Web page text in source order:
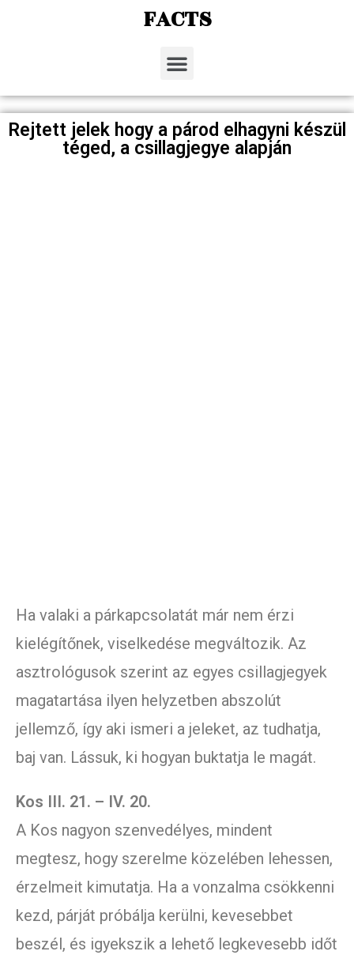
FACTS
Rejtett jelek hogy a párod elhagyni készül
téged, a csillagjegye alapján
Ha valaki a párkapcsolatát már nem érzi
kielégítőnek, viselkedése megváltozik. Az
asztrológusok szerint az egyes csillagjegyek
magatartása ilyen helyzetben abszolút
jellemző, így aki ismeri a jeleket, az tudhatja,
baj van. Lássuk, ki hogyan buktatja le magát.
Kos III. 21. – IV. 20.
A Kos nagyon szenvedélyes, mindent
megtesz, hogy szerelme közelében lehessen,
érzelmeit kimutatja. Ha a vonzalma csökkenni
kezd, párját próbálja kerülni, kevesebbet
beszél, és igyekszik a lehető legkevesebb időt